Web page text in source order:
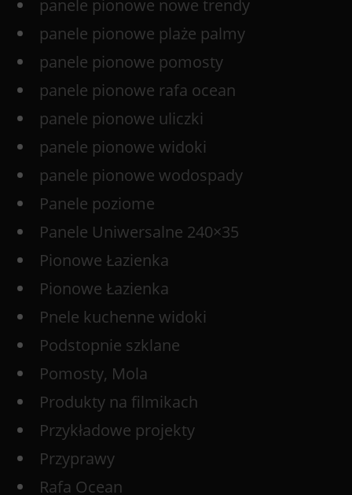
panele pionowe nowe trendy
panele pionowe plaże palmy
panele pionowe pomosty
panele pionowe rafa ocean
panele pionowe uliczki
panele pionowe widoki
panele pionowe wodospady
Panele poziome
Panele Uniwersalne 240×35
Pionowe Łazienka
Pionowe Łazienka
Pnele kuchenne widoki
Podstopnie szklane
Pomosty, Mola
Produkty na filmikach
Przykładowe projekty
Przyprawy
Rafa Ocean